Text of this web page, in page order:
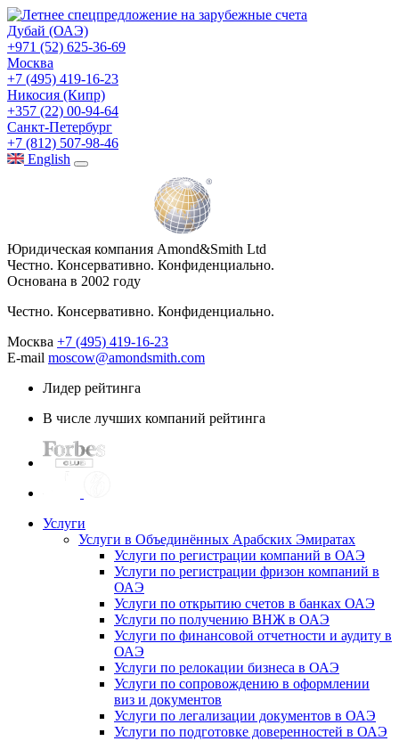
Дубай (ОАЭ)
+971 (52) 625-36-69
Москва
+7 (495) 419-16-23
Никосия (Кипр)
+357 (22) 00-94-64
Санкт-Петербург
+7 (812) 507-98-46
English
Юридическая компания Amond&Smith Ltd
Честно. Консервативно. Конфиденциально.
Основана в 2002 году
Честно. Консервативно. Конфиденциально.
Москва +7 (495) 419-16-23
E-mail moscow@amondsmith.com
Лидер рейтинга
В числе лучших компаний рейтинга
Услуги
Услуги в Объединённых Арабских Эмиратах
Услуги по регистрации компаний в ОАЭ
Услуги по регистрации фризон компаний в
ОАЭ
Услуги по открытию счетов в банках ОАЭ
Услуги по получению ВНЖ в ОАЭ
Услуги по финансовой отчетности и аудиту в
ОАЭ
Услуги по релокации бизнеса в ОАЭ
Услуги по сопровождению в оформлении
виз и документов
Услуги по легализации документов в ОАЭ
Услуги по подготовке доверенностей в ОАЭ